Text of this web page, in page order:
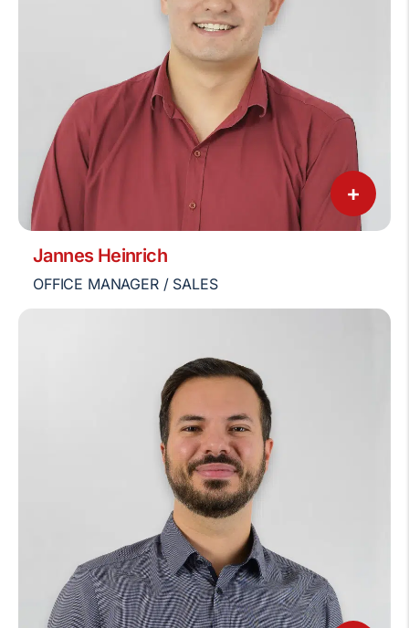
+
Jannes Heinrich
OFFICE MANAGER / SALES